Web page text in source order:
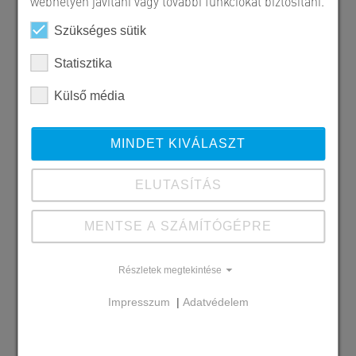
Szállított SW termékek
Szükséges sütik
Statisztika
Külső média
MINDET KIVÁLASZT
ELUTASÍTÁS
MENTSE A SZÁMÍTÓGÉPRE
Részletek megtekintése
Impresszum | Adatvédelem